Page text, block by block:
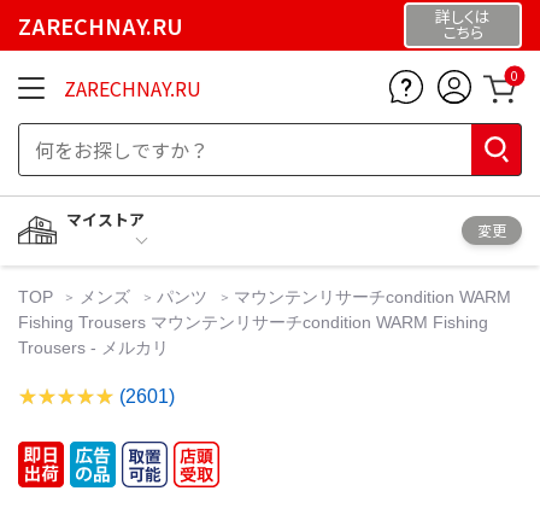
ZARECHNAY.RU 詳しくは
こちら
ZARECHNAY.RU 0
マイストア
変更
TOP メンズ パンツ
マウンテンリサーチcondition WARM
Fishing Trousers マウンテンリサーチcondition WARM Fishing
Trousers - メルカリ
(2601)